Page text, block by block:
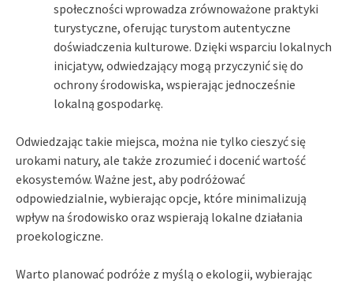
społeczności wprowadza zrównoważone praktyki
turystyczne, oferując turystom autentyczne
doświadczenia kulturowe. Dzięki wsparciu lokalnych
inicjatyw, odwiedzający mogą przyczynić się do
ochrony środowiska, wspierając jednocześnie
lokalną gospodarkę.
Odwiedzając takie miejsca, można nie tylko cieszyć się
urokami natury, ale także zrozumieć i docenić wartość
ekosystemów. Ważne jest, aby podróżować
odpowiedzialnie, wybierając opcje, które minimalizują
wpływ na środowisko oraz wspierają lokalne działania
proekologiczne.
Warto planować podróże z myślą o ekologii, wybierając